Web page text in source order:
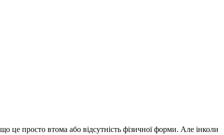
це просто втома або відсутність фізичної форми. Але інколи